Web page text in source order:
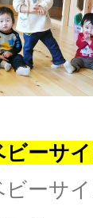
ーサ
ーサ